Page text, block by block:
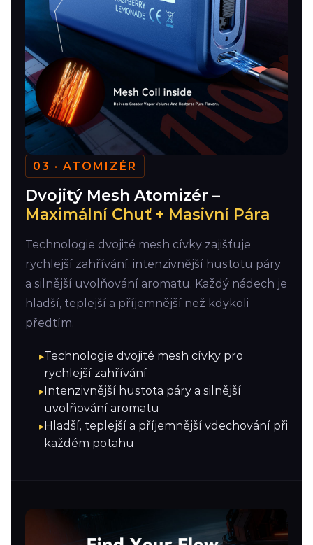
03 · ATOMIZÉR
Dvojitý Mesh Atomizér –
Maximální Chuť + Masivní Pára
Technologie dvojité mesh cívky zajišťuje
rychlejší zahřívání, intenzivnější hustotu páry
a silnější uvolňování aromatu. Každý nádech je
hladší, teplejší a příjemnější než kdykoli
předtím.
Technologie dvojité mesh cívky pro
rychlejší zahřívání
Intenzivnější hustota páry a silnější
uvolňování aromatu
Hladší, teplejší a příjemnější vdechování při
každém potahu